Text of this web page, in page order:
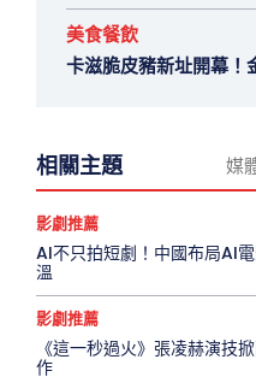
美食餐飲
卡滋脆皮豬新址開幕！
相關主題 媒
影劇推薦
AI不只拍短劇！中國布局AI
溫
影劇推薦
《這一秒過火》張凌赫演
作